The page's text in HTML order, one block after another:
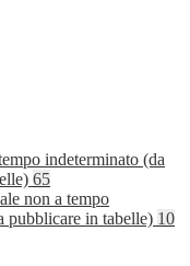
indeterminato (da
65
non a tempo
pubblicare in tabelle) 10